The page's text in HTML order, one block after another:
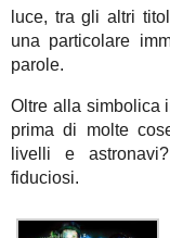
luce, tra gli altri
una particolare
parole.
Oltre alla simbolica
prima di molte
livelli e
fiduciosi.